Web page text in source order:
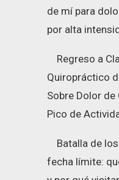
de mí para
por alta
Regreso a
Quiropráctico
Sobre Dolor de
Pico de
Batalla de
fecha límite: